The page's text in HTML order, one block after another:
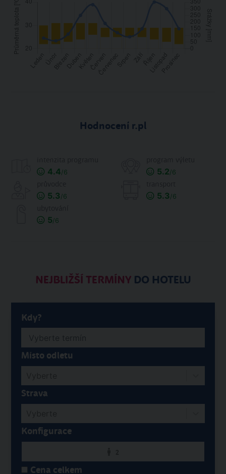
Hodnocení r.pl
4.4/6 5.2/6
5.3/6 5.3/6
5/6
NEJBLIŽŠÍ TERMÍNYDO HOTELU
Kdy?
Místo odletu
Strava
Konfigurace
Cena celkem